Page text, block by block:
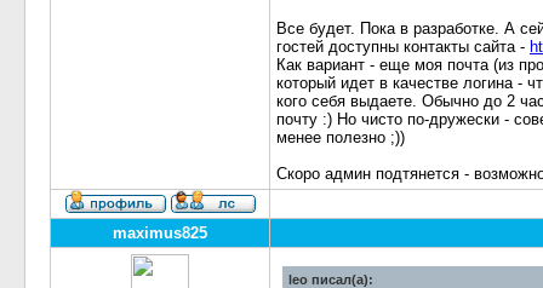
Все будет. Пока в разработке. А
гостей доступны контакты сайта -
Как вариант - еще моя почта (из
который идет в качестве логина -
кого себя выдаете. Обычно до 2
почту :) Но чисто по-дружески -
менее полезно ;))
Скоро админ подтянется -
maximus825
leo писал(а):